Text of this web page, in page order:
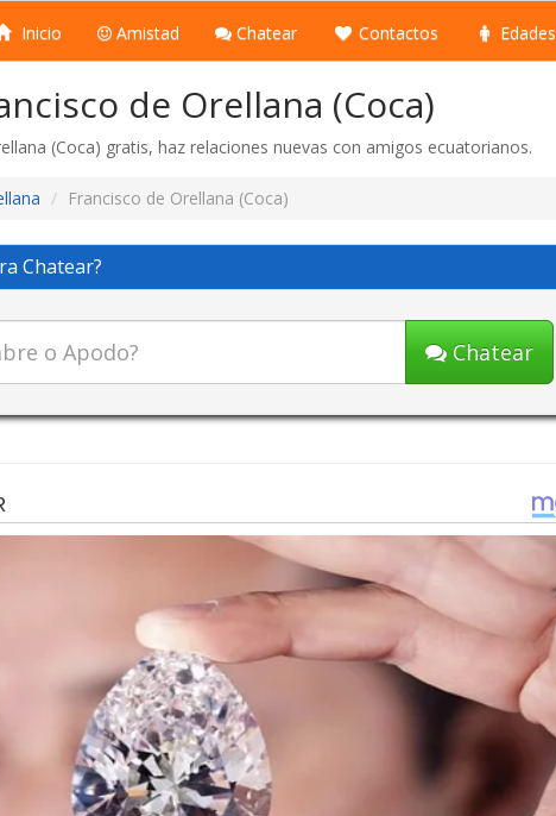
Inicio Amistad Chatear Contactos Edades
de Orellana (Coca)
(Coca) gratis, haz relaciones nuevas con amigos ecuatorianos.
Francisco de Orellana (Coca)
Chatear?
Chatear